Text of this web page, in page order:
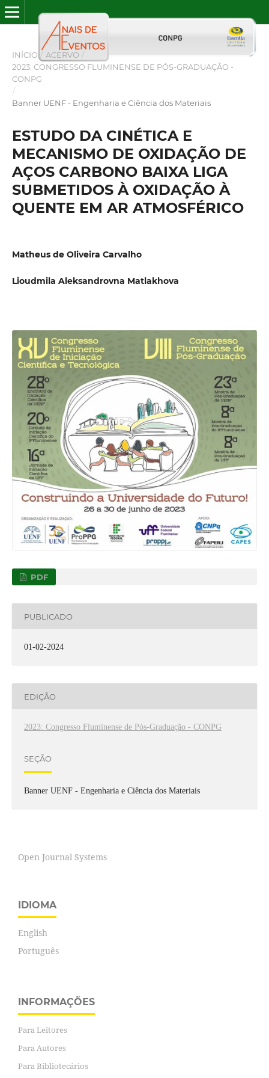
INÍCIO / ACERVO /
2023: CONGRESSO FLUMINENSE DE PÓS-GRADUAÇÃO -
CONPG
/
Banner UENF - Engenharia e Ciência dos Materiais
ESTUDO DA CINÉTICA E
MECANISMO DE OXIDAÇÃO DE
AÇOS CARBONO BAIXA LIGA
SUBMETIDOS À OXIDAÇÃO À
QUENTE EM AR ATMOSFÉRICO
Matheus de Oliveira Carvalho
Lioudmila Aleksandrovna Matlakhova
PDF
PUBLICADO
01-02-2024
EDIÇÃO
2023: Congresso Fluminense de Pós-Graduação - CONPG
SEÇÃO
Banner UENF - Engenharia e Ciência dos Materiais
Open Journal Systems
IDIOMA
English
Português
INFORMAÇÕES
Para Leitores
Para Autores
Para Bibliotecários